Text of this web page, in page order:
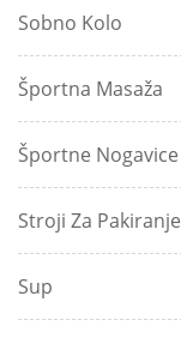
Sobno Kolo
Športna Masaža
Športne Nogavice
Stroji Za Pakiranje
Sup